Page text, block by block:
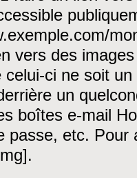
vers des
celui-ci ne soit
un
boîtes e-mail
passe, etc. Pour